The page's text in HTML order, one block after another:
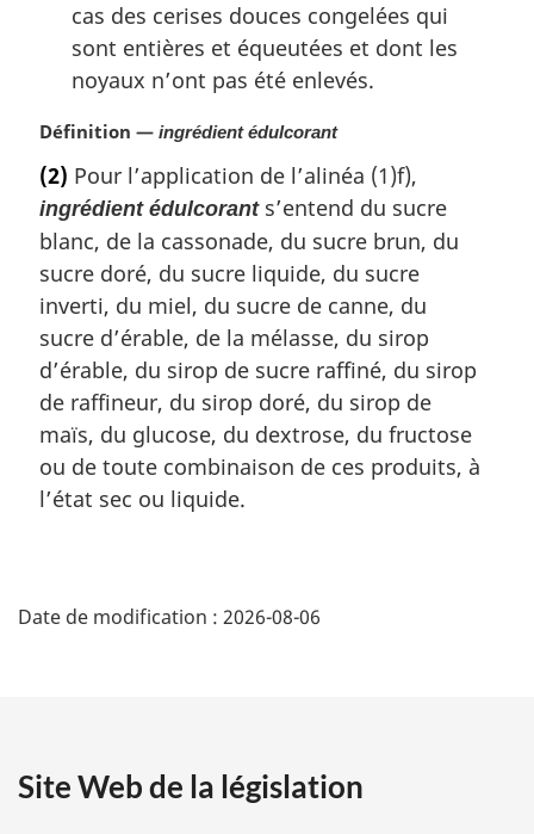
cas des cerises douces congelées qui
sont entières et équeutées et dont les
noyaux n’ont pas été enlevés.
N
t
e
m
r
g
i
n
a
e
:
Définition — ingrédient édulcorant
(2) Pour l’application de l’alinéa (1)f),
ingrédient édulcorants’entend du sucre
blanc, de la cassonade, du sucre brun, du
sucre doré, du sucre liquide, du sucre
inverti, du miel, du sucre de canne, du
sucre d’érable, de la mélasse, du sirop
d’érable, du sirop de sucre raffiné, du sirop
de raffineur, du sirop doré, du sirop de
maïs, du glucose, du dextrose, du fructose
ou de toute combinaison de ces produits, à
l’état sec ou liquide.
é
i
Date de modification : 2026-08-06
Site Web de la législation